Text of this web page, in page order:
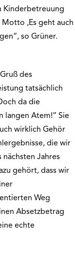
Kinderbetreuung
‚Es geht auch
so Grüner.
des
tatsächlich
da die
langen Atem!“ Sie
wirklich Gehör
die wir
Jahres
gehört, dass wir
Weg
Absetzbetrag
echte